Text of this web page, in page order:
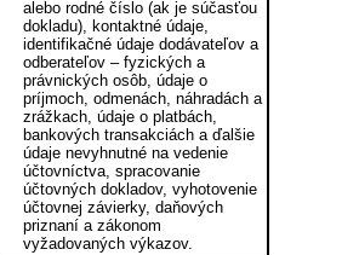
alebo rodné číslo (ak je súčasťou
dokladu), kontaktné údaje,
identifikačné údaje dodávateľov a
odberateľov – fyzických a
právnických osôb, údaje o
príjmoch, odmenách, náhradách a
zrážkach, údaje o platbách,
bankových transakciách a ďalšie
údaje nevyhnutné na vedenie
účtovníctva, spracovanie
účtovných dokladov, vyhotovenie
účtovnej závierky, daňových
priznaní a zákonom
vyžadovaných výkazov.